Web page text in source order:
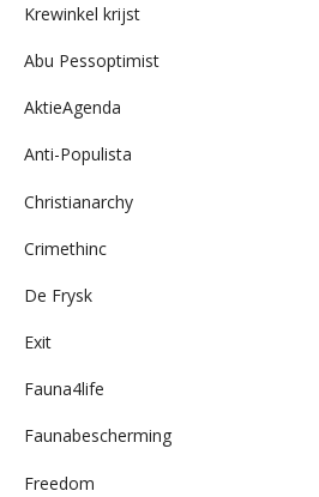
Krewinkel krijst
Abu Pessoptimist
AktieAgenda
Anti-Populista
Christianarchy
Crimethinc
De Frysk
Exit
Fauna4life
Faunabescherming
Freedom